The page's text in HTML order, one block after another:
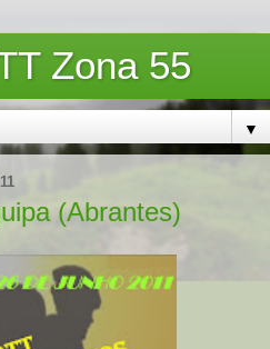
Zona 55
▼
(Abrantes)